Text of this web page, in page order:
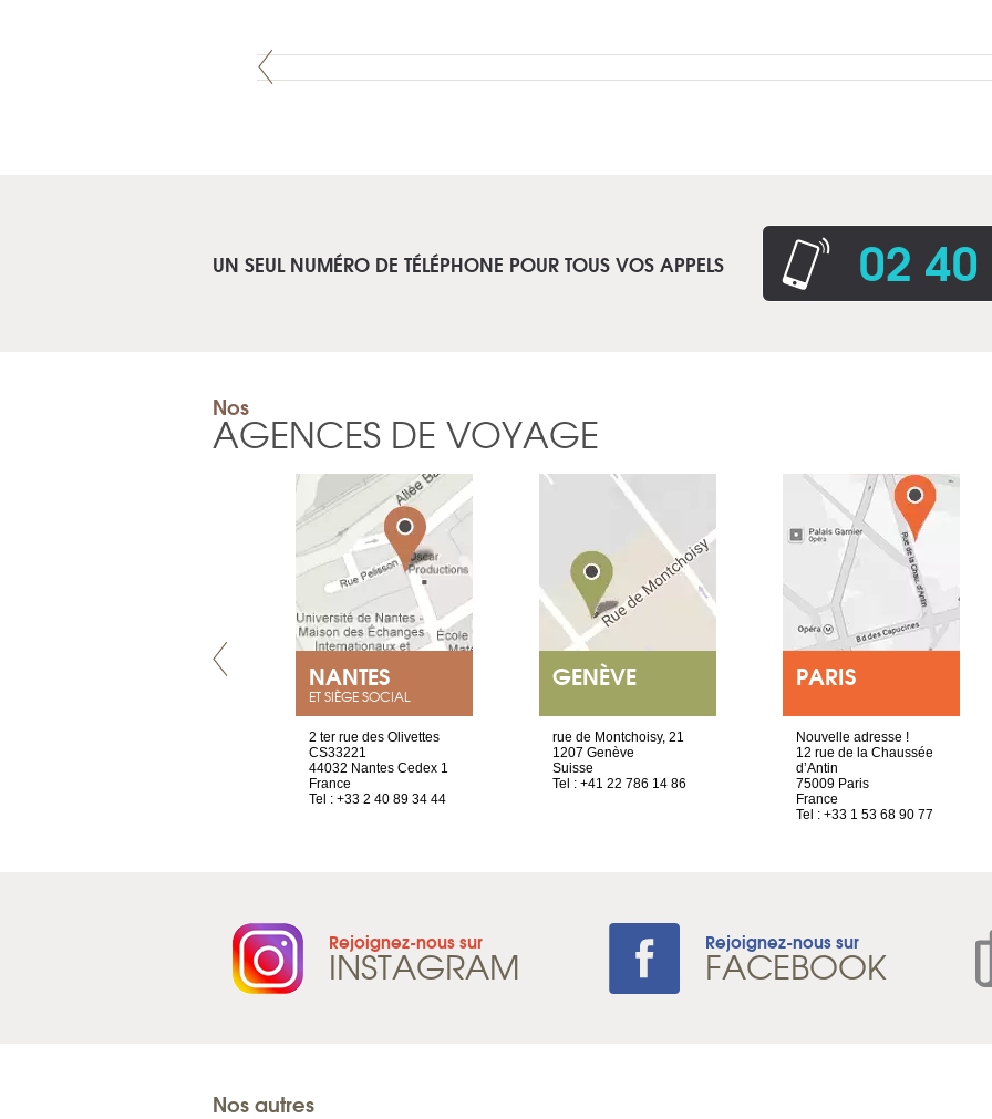
UN SEUL NUMÉRO DE TÉLÉPHONE POUR TOUS VOS APPELS 02
Nos
AGENCES DE VOYAGE
NANTES
ET SIÈGE SOCIAL
2 ter rue des Olivettes
CS33221
44032 Nantes Cedex 1
France
Tel : +33 2 40 89 34 44
GENÈVE
rue de Montchoisy, 21
1207 Genève
Suisse
Tel : +41 22 786 14 86
PARIS
Nouvelle adresse !
12 rue de la Chaussée
d’Antin
75009 Paris
France
Tel : +33 1 53 68 90 77
Rejoignez-nous sur
INSTAGRAM Rejoignez-nous sur
FACEBOOK
Nos autres